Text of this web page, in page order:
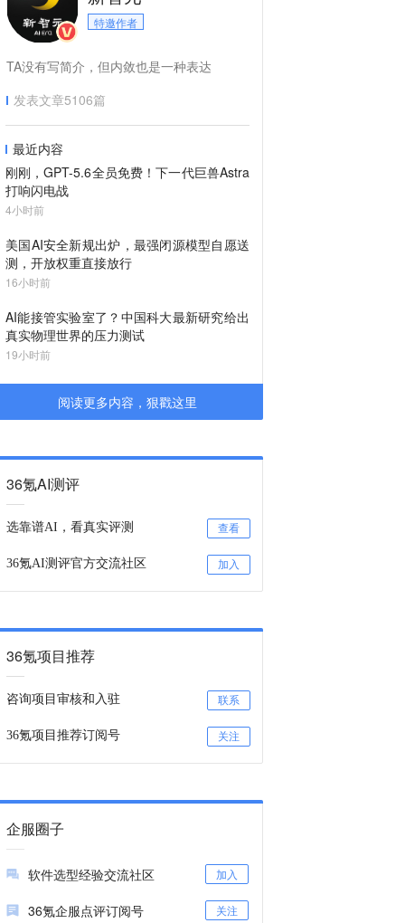
特邀作者
TA没有写简介，但内敛也是一种表达
发表文章5106篇
最近内容
刚刚，GPT-5.6全员免费！下一代巨兽Astra
打响闪电战
4小时前
美国AI安全新规出炉，最强闭源模型自愿送
测，开放权重直接放行
16小时前
AI能接管实验室了？中国科大最新研究给出
真实物理世界的压力测试
19小时前
阅读更多内容，狠戳这里
36氪AI测评
选靠谱AI，看真实评测 查看
36氪AI测评官方交流社区 加入
36氪项目推荐
咨询项目审核和入驻 联系
36氪项目推荐订阅号 关注
企服圈子
软件选型经验交流社区 加入
36氪企服点评订阅号 关注